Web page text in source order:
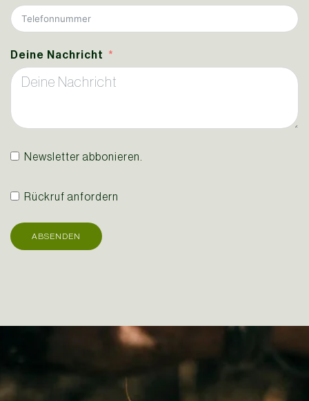
Deine Nachricht
Newsletter abbonieren.
Rückruf anfordern
ABSENDEN